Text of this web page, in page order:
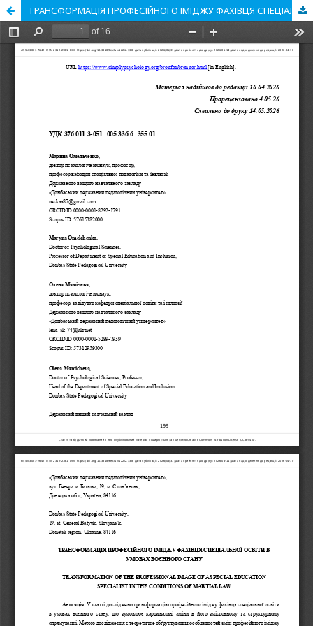
ТРАНСФОРМАЦІЯ ПРОФЕСІЙНОГО ІМІДЖУ ФАХІВЦЯ СПЕЦІАЛЬНОЇ ОСВІТИ В УМОВАХ ВОЄННОГО СТАНУ